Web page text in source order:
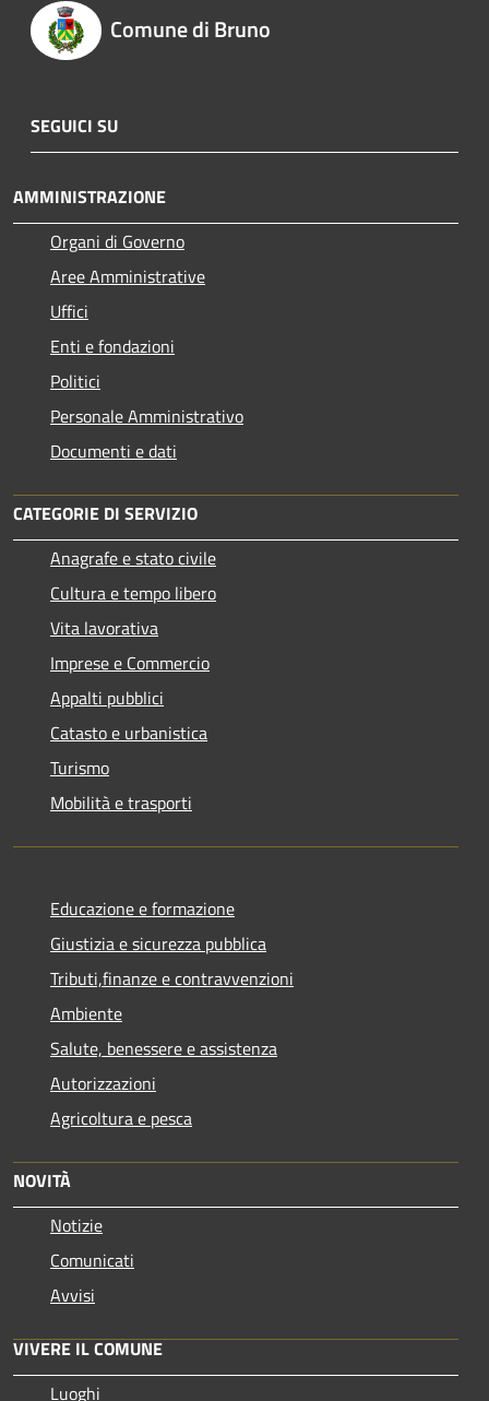
Comune di Bruno
SEGUICI SU
AMMINISTRAZIONE
Organi di Governo
Aree Amministrative
Uffici
Enti e fondazioni
Politici
Personale Amministrativo
Documenti e dati
CATEGORIE DI SERVIZIO
Anagrafe e stato civile
Cultura e tempo libero
Vita lavorativa
Imprese e Commercio
Appalti pubblici
Catasto e urbanistica
Turismo
Mobilità e trasporti
Educazione e formazione
Giustizia e sicurezza pubblica
Tributi,finanze e contravvenzioni
Ambiente
Salute, benessere e assistenza
Autorizzazioni
Agricoltura e pesca
NOVITÀ
Notizie
Comunicati
Avvisi
VIVERE IL COMUNE
Luoghi